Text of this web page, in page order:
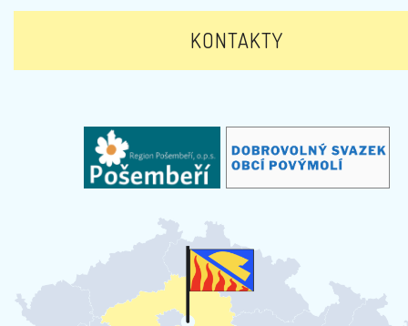
KONTAKTY